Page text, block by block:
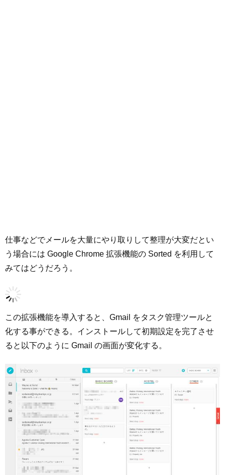
仕事などでメールを大量にやり取りして整理が大変だとい
う場合には Google Chrome 拡張機能の Sorted を利用して
みてはどうだろう。
この拡張機能を導入すると、Gmail をタスク管理ツールと
化する事ができる。インストールして初期設定を完了させ
ると以下のように Gmail の画面が変化する。